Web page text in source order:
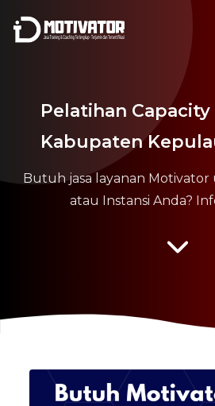
Pelatihan
Kabupaten
Butuh jasa layanan
atau Instansi Anda?